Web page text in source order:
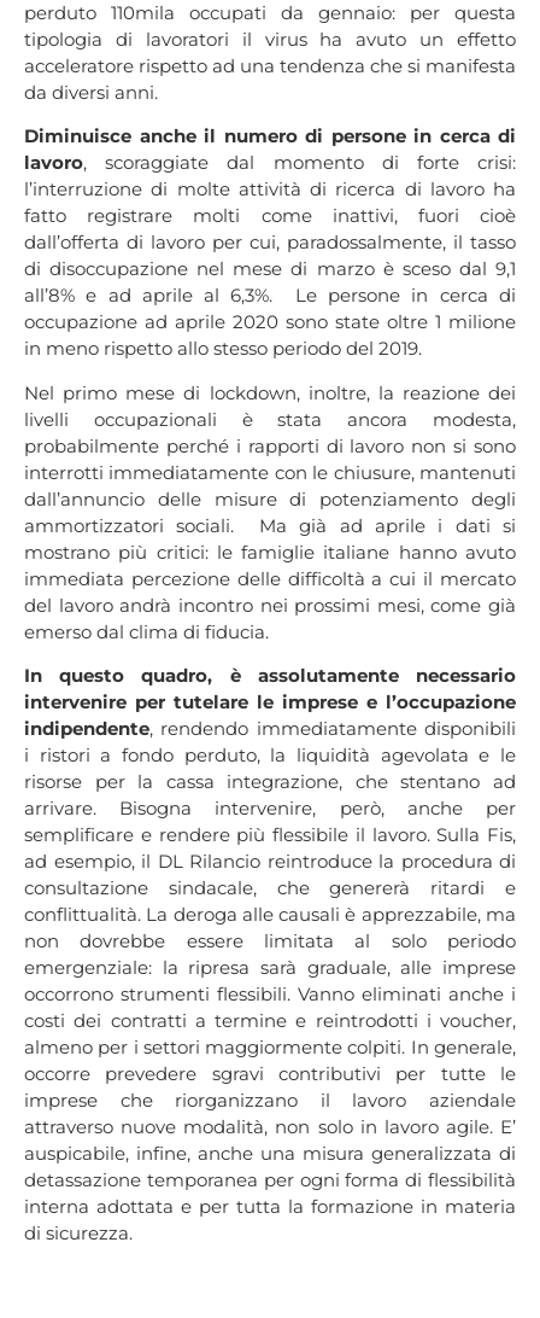
perduto 110mila occupati da gennaio: per questa
tipologia di lavoratori il virus ha avuto un effetto
acceleratore rispetto ad una tendenza che si manifesta
da diversi anni.
Diminuisce anche il numero di persone in cerca di
lavoro, scoraggiate dal momento di forte crisi:
l’interruzione di molte attività di ricerca di lavoro ha
fatto registrare molti come inattivi, fuori cioè
dall’offerta di lavoro per cui, paradossalmente, il tasso
di disoccupazione nel mese di marzo è sceso dal 9,1
all’8% e ad aprile al 6,3%. Le persone in cerca di
occupazione ad aprile 2020 sono state oltre 1 milione
in meno rispetto allo stesso periodo del 2019.
Nel primo mese di lockdown, inoltre, la reazione dei
livelli occupazionali è stata ancora modesta,
probabilmente perché i rapporti di lavoro non si sono
interrotti immediatamente con le chiusure, mantenuti
dall’annuncio delle misure di potenziamento degli
ammortizzatori sociali. Ma già ad aprile i dati si
mostrano più critici: le famiglie italiane hanno avuto
immediata percezione delle difficoltà a cui il mercato
del lavoro andrà incontro nei prossimi mesi, come già
emerso dal clima di fiducia.
In questo quadro, è assolutamente necessario
intervenire per tutelare le imprese e l’occupazione
indipendente, rendendo immediatamente disponibili
i ristori a fondo perduto, la liquidità agevolata e le
risorse per la cassa integrazione, che stentano ad
arrivare. Bisogna intervenire, però, anche per
semplificare e rendere più flessibile il lavoro. Sulla Fis,
ad esempio, il DL Rilancio reintroduce la procedura di
consultazione sindacale, che genererà ritardi e
conflittualità. La deroga alle causali è apprezzabile, ma
non dovrebbe essere limitata al solo periodo
emergenziale: la ripresa sarà graduale, alle imprese
occorrono strumenti flessibili. Vanno eliminati anche i
costi dei contratti a termine e reintrodotti i voucher,
almeno per i settori maggiormente colpiti. In generale,
occorre prevedere sgravi contributivi per tutte le
imprese che riorganizzano il lavoro aziendale
attraverso nuove modalità, non solo in lavoro agile. E’
auspicabile, infine, anche una misura generalizzata di
detassazione temporanea per ogni forma di flessibilità
interna adottata e per tutta la formazione in materia
di sicurezza.